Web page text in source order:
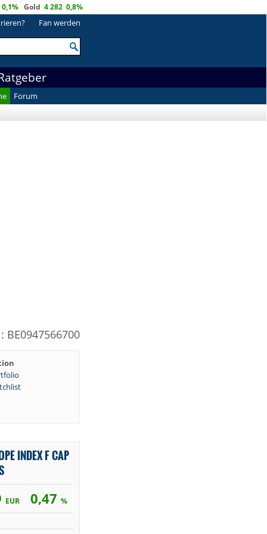
0,1% Gold 4 282 0,8%
Fan werden
Forum
BE0947566700
INDEX F CAP
EUR 0,47%